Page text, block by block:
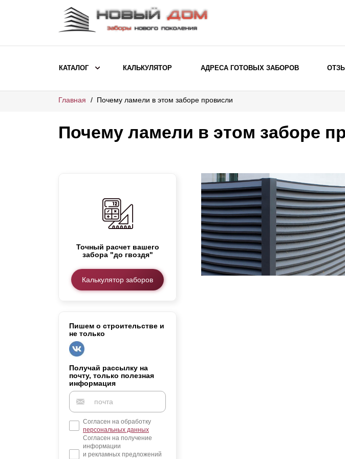
КАТАЛОГ
ВЫБОР ПО МОДЕЛИ
Заборы Хай-тек
Заборы и ограждения для детских
садов
Элитные заборы для коттеджей
Забор на участок 10 соток
Заборы и ограждения для дома
Заборы из
Забор жалюзи с
Металлические
Металлические
ВЫБОР ПО
Горизонтальные
Высокие заборы
Красивые,
КАЛЬКУЛЯТОР АДРЕСА ГОТОВЫХ ЗАБОРОВ
Главная Почему ламели в этом заборе провисли
Почему ламели в этом заборе
Точный расчет вашего
забора "до гвоздя"
Калькулятор заборов
Пишем о строительстве и
не только
Получай рассылку на
почту, только полезная
информация
Согласен на обработку
персональных данных
Согласен на получение
информации
и рекламных предложений